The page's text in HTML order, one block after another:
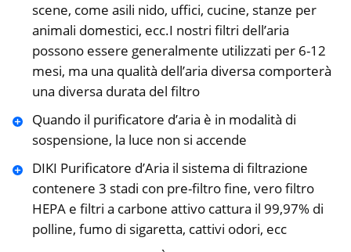
scene, come asili nido, uffici, cucine, stanze per
animali domestici, ecc.I nostri filtri dell’aria
possono essere generalmente utilizzati per 6-12
mesi, ma una qualità dell’aria diversa comporterà
una diversa durata del filtro
Quando il purificatore d’aria è in modalità di
sospensione, la luce non si accende
DIKI Purificatore d’Aria il sistema di filtrazione
contenere 3 stadi con pre-filtro fine, vero filtro ​
HEPA e filtri a carbone attivo cattura il 99,97% di
polline, fumo di sigaretta, cattivi odori, ecc